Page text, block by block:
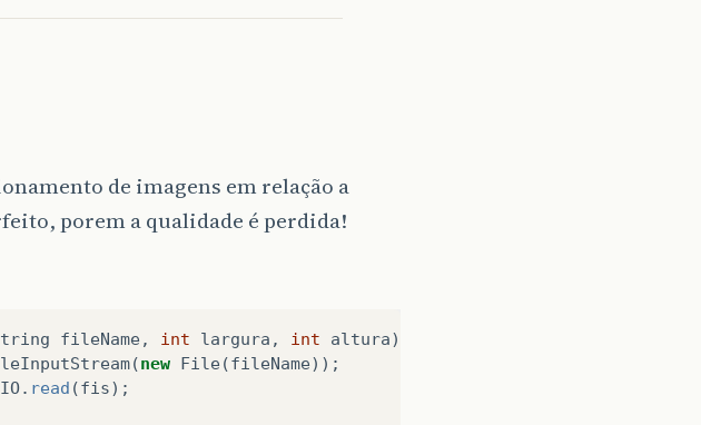
de imagens em relação a
porem a qualidade é perdida!
fileName, int largura , int altura)
(new File(fileName));
. read (fis);